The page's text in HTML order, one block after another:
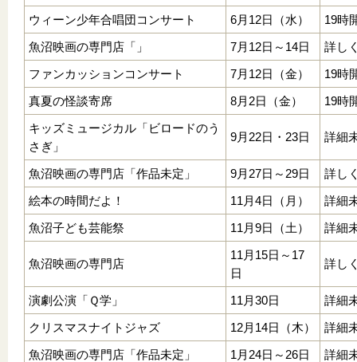
ウィーン少年合唱団コンサート 6月12日（水）
19時
魚沼映画の専門店「」
7月12日～14日
詳し
ファンカッションコンサート
7月12日（金）
19時
真夏の怪談寄席
8月2日（金）
19時
キッズミュージカル「ビロードのう
さぎ」
9月22日・23日 詳細
魚沼映画の専門店「作品未定」 9月27日～29日
詳し
絵本の時間だよ！
11月4日（月）
詳細
魚沼子ども芸能祭
11月9日（土） 詳細
魚沼映画の専門店
11月15日～17
日
詳し
演劇公演「Ｑ学」 11月30日
詳細
クリスマスナイトジャズ
12月14日（木）
詳細
魚沼映画の専門店「作品未定」
1月24日～26日
詳細